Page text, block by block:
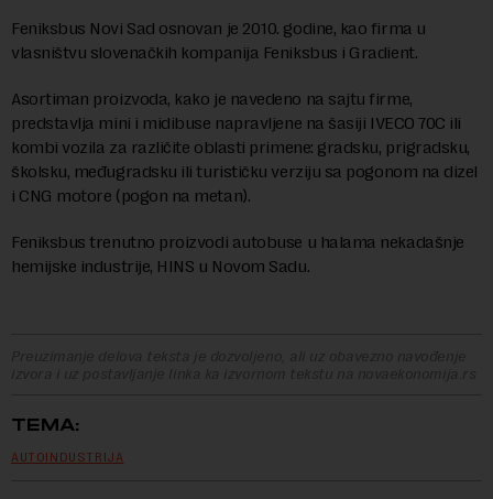
Feniksbus Novi Sad osnovan je 2010. godine, kao firma u
vlasništvu slovenačkih kompanija Feniksbus i Gradient.
Asortiman proizvoda, kako je navedeno na sajtu firme,
predstavlja mini i midibuse napravljene na šasiji IVECO 70C ili
kombi vozila za različite oblasti primene: gradsku, prigradsku,
školsku, međugradsku ili turističku verziju sa pogonom na dizel
i CNG motore (pogon na metan).
Feniksbus trenutno proizvodi autobuse u halama nekadašnje
hemijske industrije, HINS u Novom Sadu.
Preuzimanje delova teksta je dozvoljeno, ali uz obavezno navođenje
izvora i uz postavljanje linka ka izvornom tekstu na novaekonomija.rs
TEMA:
AUTOINDUSTRIJA